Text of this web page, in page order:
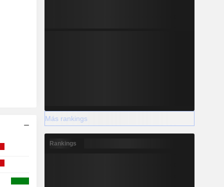
Más rankings
Rankings